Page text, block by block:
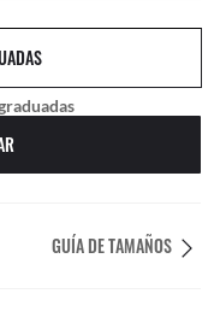
GUÍA DE TAMAÑOS